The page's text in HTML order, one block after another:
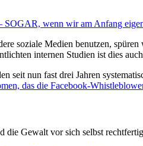
wenn wir am Anfang
soziale Medien benutzen,
internen Studien ist dies
seit nun fast drei Jahren
das die Facebook-
die Gewalt vor sich selbst